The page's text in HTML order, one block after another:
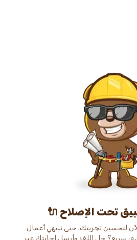
تحت الإصلاح 🔌
لتحسين تجربتك. حتى ننتهي أعمال
سريع؟ حل اللغز وأرسل إجابتك عبر